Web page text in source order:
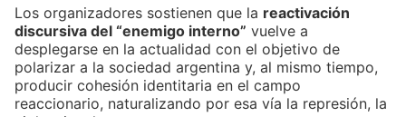
Los organizadores sostienen que la reactivación
discursiva del “enemigo interno” vuelve a
desplegarse en la actualidad con el objetivo de
polarizar a la sociedad argentina y, al mismo tiempo,
producir cohesión identitaria en el campo
reaccionario, naturalizando por esa vía la represión, la